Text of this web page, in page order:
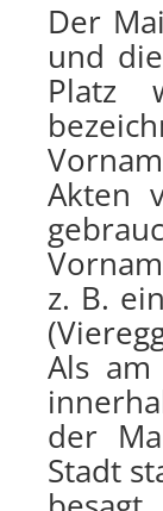
Der
und
Platz
Akten
z. B.
Als
der
Stadt